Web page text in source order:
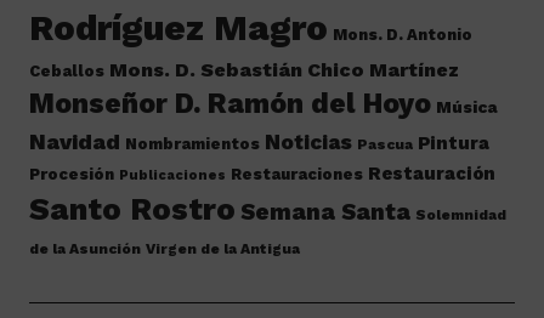
Rodríguez Magro Mons. D. Antonio
Ceballos Mons. D. Sebastián Chico Martínez
Monseñor D. Ramón del Hoyo Música
Navidad Nombramientos Noticias Pascua Pintura
Procesión Publicaciones Restauraciones Restauración
Santo Rostro Semana Santa Solemnidad
de la Asunción Virgen de la Antigua